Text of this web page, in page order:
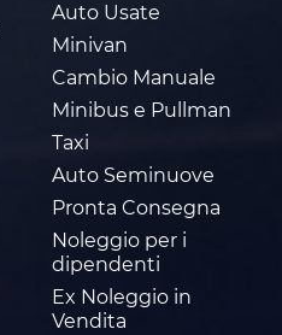
Auto Usate
Minivan
Cambio Manuale
Minibus e Pullman
Taxi
Auto Seminuove
Pronta Consegna
Noleggio per i
dipendenti
Ex Noleggio in
Vendita